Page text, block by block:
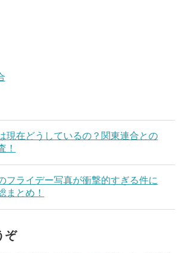
現在どうしているの？関東連合との
！
フライデー写真が衝撃的すぎる件に
まとめ！
ぞ